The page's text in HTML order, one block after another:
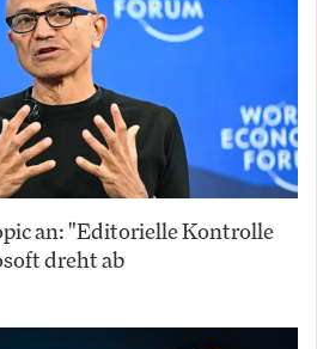
an: "Editorielle Kontrolle
dreht ab